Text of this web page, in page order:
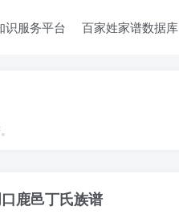
识服务平台 百家姓家谱数据库
鹿邑丁氏族谱